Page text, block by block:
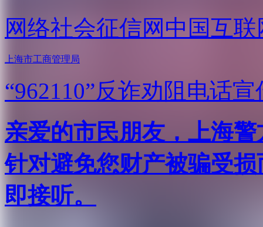
网络社会征信网 中国互
上海市工商管理局
“962110”反诈劝阻电话宣
亲爱的市民朋友，上海
针对避免您财产被骗受
即接听。